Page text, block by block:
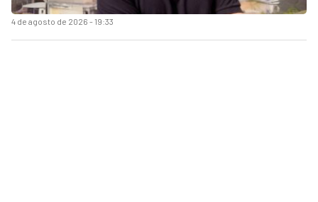
4 de agosto de 2026 - 19:33